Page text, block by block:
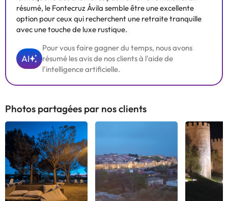
résumé, le Fontecruz Ávila semble être une excellente
option pour ceux qui recherchent une retraite tranquille
avec une touche de luxe rustique.
AI
Pour vous faire gagner du temps, nous avons
résumé les avis de nos clients à l'aide de
l'intelligence artificielle.
Photos partagées par nos clients